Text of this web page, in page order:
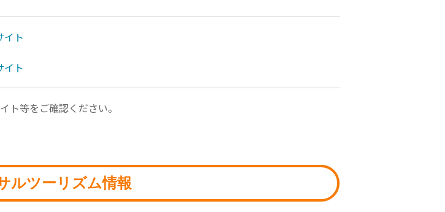
イト
イト
等をご確認ください。
ルツーリズム情報